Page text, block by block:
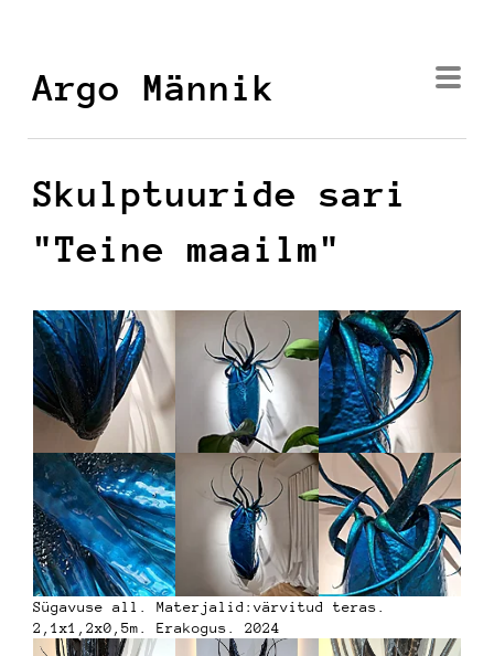
Argo Männik
Skulptuuride sari
"Teine maailm"
Sügavuse all. Materjalid:värvitud teras.
2,1x1,2x0,5m. Erakogus. 2024